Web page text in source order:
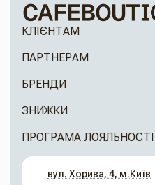
КЛІЄНТАМ
ПАРТНЕРАМ
БРЕНДИ
ЗНИЖКИ
ПРОГРАМА ЛОЯЛЬНОСТІ
вул. Хорива, 4, м.Київ